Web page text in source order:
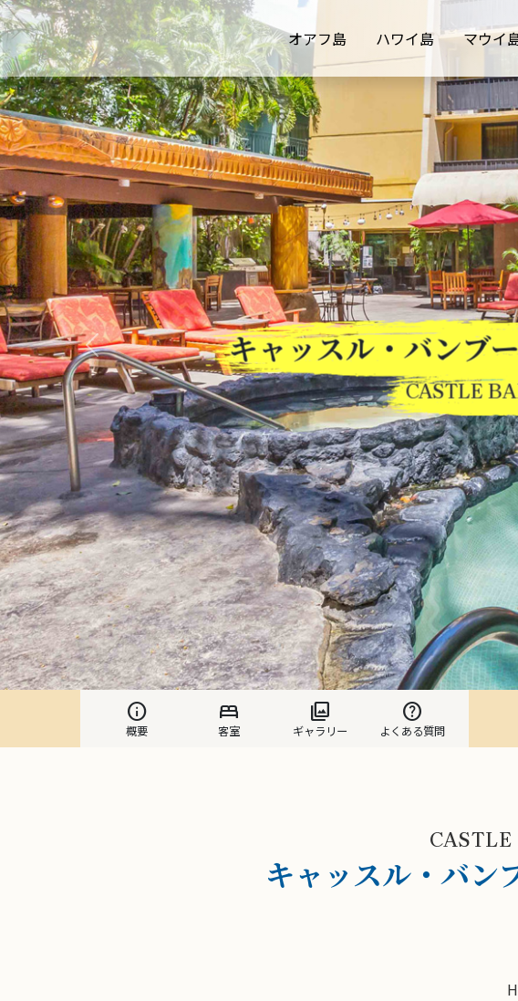
オアフ島 ハワイ島 マウイ
Previous キャッスル・バンブ
CASTLE
info
概要
bed
客室
photo_library
ギャラリー
help
よくある質問
キャッスル・バン